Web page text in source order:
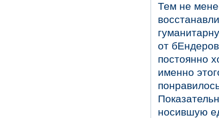
Тем не
от
постоянно
именно
носившую